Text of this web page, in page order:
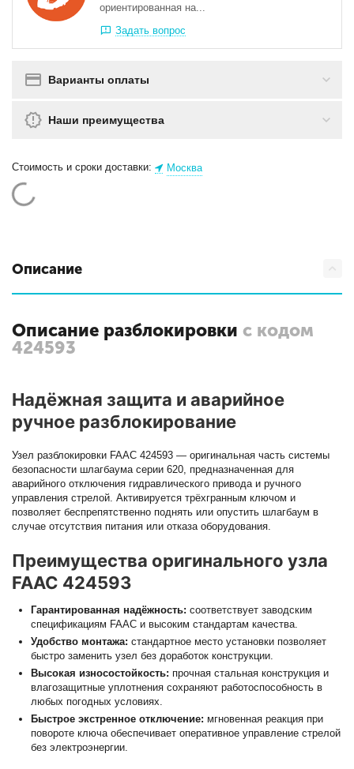
ориентированная на...
Задать вопрос
Варианты оплаты
Наши преимущества
Стоимость и сроки доставки: Москва
Описание
Описание разблокировки с кодом
424593
Надёжная защита и аварийное
ручное разблокирование
Узел разблокировки FAAC 424593 — оригинальная часть системы
безопасности шлагбаума серии 620, предназначенная для
аварийного отключения гидравлического привода и ручного
управления стрелой. Активируется трёхгранным ключом и
позволяет беспрепятственно поднять или опустить шлагбаум в
случае отсутствия питания или отказа оборудования.
Преимущества оригинального узла
FAAC 424593
Гарантированная надёжность: соответствует заводским
спецификациям FAAC и высоким стандартам качества.
Удобство монтажа: стандартное место установки позволяет
быстро заменить узел без доработок конструкции.
Высокая износостойкость: прочная стальная конструкция и
влагозащитные уплотнения сохраняют работоспособность в
любых погодных условиях.
Быстрое экстренное отключение: мгновенная реакция при
повороте ключа обеспечивает оперативное управление стрелой
без электроэнергии.